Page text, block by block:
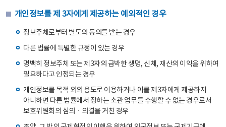
개인정보를 제 3자에게 제공하는 예외적인 경우
정보주체로부터 별도의 동의를 받는 경우
다른 법률에 특별한 규정이 있는 경우
명백히 정보주체 또는 제3자의 급박한 생명, 신체, 재산의 이익을 위하여
필요하다고 인정되는 경우
개인정보를 목적 외의 용도로 이용하거나 이를 제3자에게 제공하지
아니하면 다른 법률에서 정하는 소관 업무를 수행할 수 없는 경우로서
보호위원회의 심의ㆍ의결을 거친 경우